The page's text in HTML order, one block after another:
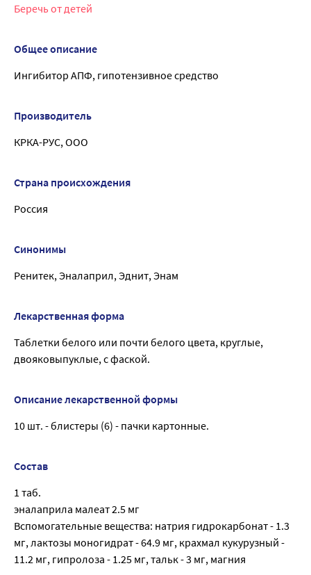
Беречь от детей
Общее описание
Ингибитор АПФ, гипотензивное средство
Производитель
КРКА-РУС, ООО
Страна происхождения
Россия
Синонимы
Ренитек, Эналаприл, Эднит, Энам
Лекарственная форма
Таблетки белого или почти белого цвета, круглые,
двояковыпуклые, с фаской.
Описание лекарственной формы
10 шт. - блистеры (6) - пачки картонные.
Состав
1 таб.
эналаприла малеат 2.5 мг
Вспомогательные вещества: натрия гидрокарбонат - 1.3
мг, лактозы моногидрат - 64.9 мг, крахмал кукурузный -
11.2 мг, гипролоза - 1.25 мг, тальк - 3 мг, магния